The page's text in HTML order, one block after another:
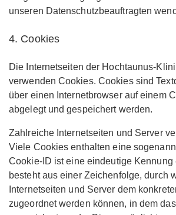
unseren Datenschutzbeauftragten
4. Cookies
Die Internetseiten der Hochtaunus-
verwenden Cookies. Cookies sind
über einen Internetbrowser auf einem
abgelegt und gespeichert werden.
Zahlreiche Internetseiten und Server
Viele Cookies enthalten eine
Cookie-ID ist eine eindeutige Kennung
besteht aus einer Zeichenfolge, durch
Internetseiten und Server dem
zugeordnet werden können, in dem